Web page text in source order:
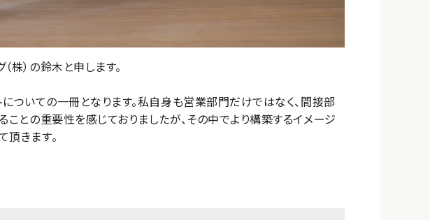
株）の鈴木と申します。
ついての一冊となります。私自身も営業部門だけではなく、間接部
との重要性を感じておりましたが、その中でより構築するイメージ
きます。